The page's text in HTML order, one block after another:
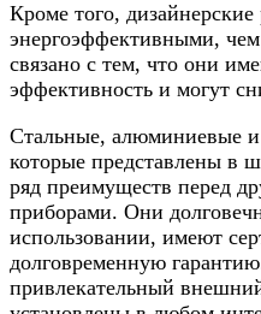
Кроме того,
энергоэффективными,
связано с тем, что они
эффективность и могут
Стальные, алюминиевые
которые представлены в
ряд преимуществ перед
приборами. Они
использовании, имеют
долговременную
привлекательный